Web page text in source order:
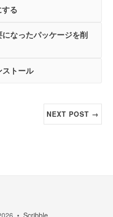
る
なったパッケージを削
トール
NEXT POST →
• Scribble